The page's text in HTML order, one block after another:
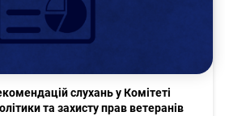
слухань у Комітеті
та захисту прав ветеранів